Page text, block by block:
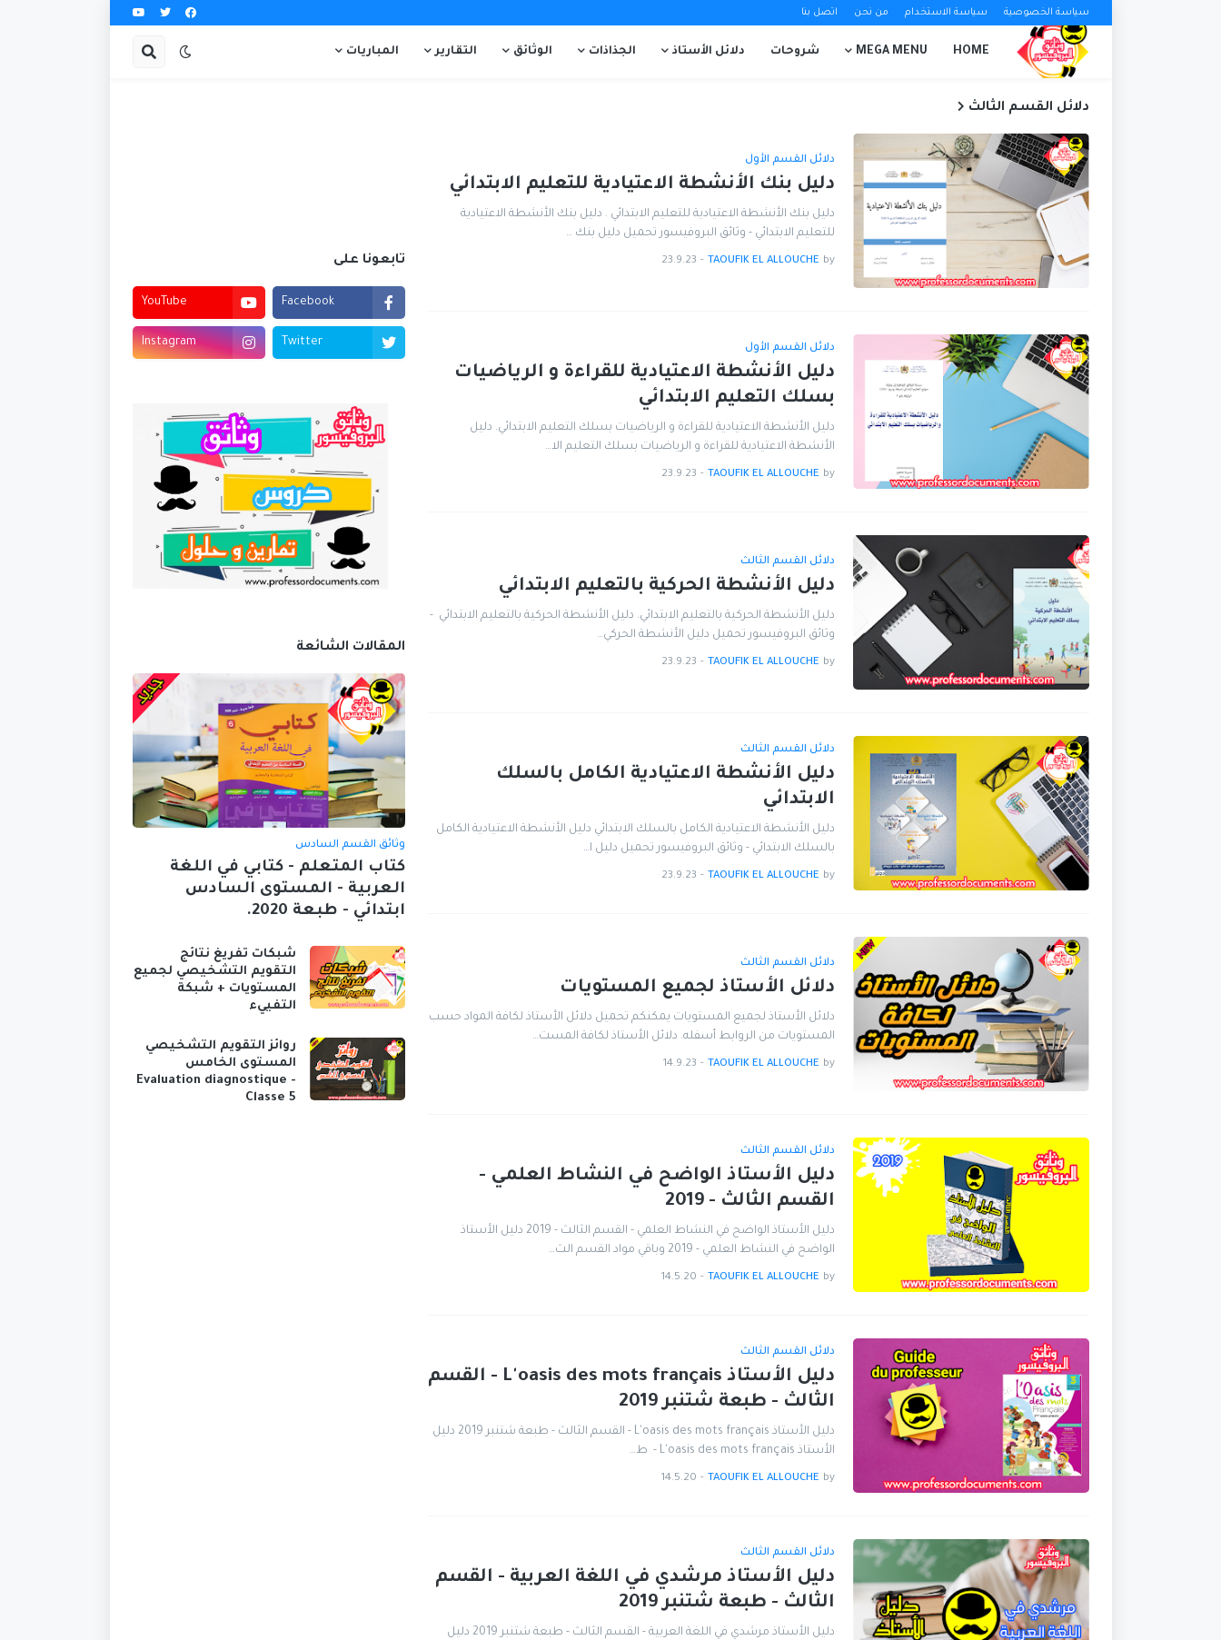
سياسة الخصوصية سياسة الاستخدام من نحن اتصل بنا
HOME
MEGA MENU شروحات دلائل الأستاذ الجذاذات الوثائق التقارير المباريات
دلائل القسم الثالث
دلائل القسم الأول
دليل بنك الأنشطة الاعتيادية للتعليم الابتدائي
دليل بنك الأنشطة الاعتيادية للتعليم الابتدائي . دليل بنك الأنشطة الاعتيادية
للتعليم الابتدائي - وثائق البروفيسور تحميل دليل بنك …
by
TAOUFIK EL ALLOUCHE
-
23.9.23
دلائل القسم الأول
دليل الأنشطة الاعتيادية للقراءة و الرياضيات
بسلك التعليم الابتدائي
دليل الأنشطة الاعتيادية للقراءة و الرياضيات بسلك التعليم الابتدائي. دليل
الأنشطة الاعتيادية للقراءة و الرياضيات بسلك التعليم الا…
by
TAOUFIK EL ALLOUCHE
-
23.9.23
دلائل القسم الثالث
دليل الأنشطة الحركية بالتعليم الابتدائي
دليل الأنشطة الحركية بالتعليم الابتدائي. دليل الأنشطة الحركية بالتعليم الابتدائي -
وثائق البروفيسور تحميل دليل الأنشطة الحركي…
by
TAOUFIK EL ALLOUCHE
-
23.9.23
دلائل القسم الثالث
دليل الأنشطة الاعتيادية الكامل بالسلك
الابتدائي
دليل الأنشطة الاعتيادية الكامل بالسلك الابتدائي دليل الأنشطة الاعتيادية الكامل
بالسلك الابتدائي - وثائق البروفيسور تحميل دليل ا…
by
TAOUFIK EL ALLOUCHE
-
23.9.23
دلائل القسم الثالث
دلائل الأستاذ لجميع المستويات
دلائل الأستاذ لجميع المستويات يمكنكم تحميل دلائل الأستاذ لكافة المواد حسب
المستويات من الروابط أسفله. دلائل الأستاذ لكافة المست…
by
TAOUFIK EL ALLOUCHE
-
14.9.23
دلائل القسم الثالث
دليل الأستاذ الواضح في النشاط العلمي -
القسم الثالث - 2019
دليل الأستاذ الواضح في النشاط العلمي - القسم الثالث - 2019 دليل الأستاذ
الواضح في النشاط العلمي - 2019 وباقي مواد القسم الث…
by
TAOUFIK EL ALLOUCHE
-
14.5.20
دلائل القسم الثالث
دليل الأستاذ L'oasis des mots français - القسم
الثالث - طبعة شتنبر 2019
دليل الأستاذ L'oasis des mots français - القسم الثالث - طبعة شتنبر 2019 دليل
الأستاذ L'oasis des mots français - ط…
by
TAOUFIK EL ALLOUCHE
-
14.5.20
دلائل القسم الثالث
دليل الأستاذ مرشدي في اللغة العربية - القسم
الثالث - طبعة شتنبر 2019
دليل الأستاذ مرشدي في اللغة العربية - القسم الثالث - طبعة شتنبر 2019 دليل
تابعونا على
Facebook
YouTube
Twitter
Instagram
المقالات الشائعة
وثائق القسم السادس
كتاب المتعلم - كتابي في اللغة
العربية - المستوى السادس
ابتدائي - طبعة 2020.
شبكات تفريغ نتائج
التقويم التشخيصي لجميع
المستويات + شبكة
التفييء
روائز التقويم التشخيصي
المستوى الخامس
Evaluation diagnostique -
Classe 5